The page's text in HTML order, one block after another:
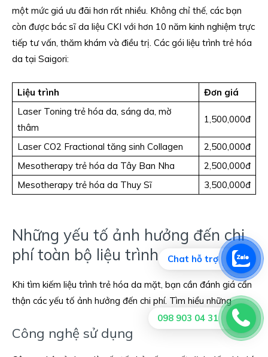
một mức giá ưu đãi hơn rất nhiều. Không chỉ thế, các bạn
còn được bác sĩ da liệu CKI với hơn 10 năm kinh nghiệm trực
tiếp tư vấn, thăm khám và điều trị. Các gói liệu trình trẻ hóa
da tại Saigori:
Liệu trình
Đơn giá
Laser Toning trẻ hóa da, sáng da, mờ
thâm
1,500,000đ
Laser CO2 Fractional tăng sinh Collagen
2,500,000đ
Mesotherapy trẻ hóa da Tây Ban Nha
2,500,000đ
Mesotherapy trẻ hóa da Thuy Sĩ
3,500,000đ
Những yếu tố ảnh hưởng đến chi
phí toàn bộ liệu trình
Khi tìm kiếm liệu trình trẻ hóa da mặt, bạn cần đánh giá cẩn
thận các yếu tố ảnh hưởng đến chi phí. Tìm hiểu những
Công nghệ sử dụng
Chat hỗ trợ
098 903 04 31